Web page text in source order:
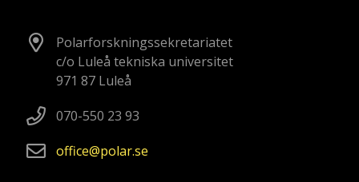
Polarforskningssekretariatet
c/o Luleå tekniska universitet
971 87 Luleå
070-550 23 93
office
polarse